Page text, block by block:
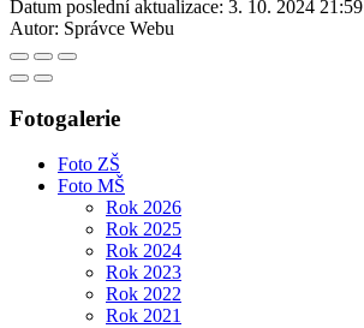
Datum poslední aktualizace: 3. 10. 2024 21:59
Autor: Správce Webu
Fotogalerie
Foto ZŠ
Foto MŠ
Rok 2026
Rok 2025
Rok 2024
Rok 2023
Rok 2022
Rok 2021